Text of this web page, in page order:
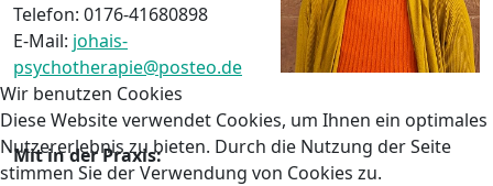
Telefon: 0176-41680898
E-Mail: johais-
psychotherapie@posteo.de
Mit in der Praxis:
Wir benutzen Cookies
Diese Website verwendet Cookies, um Ihnen ein optimales
Nutzererlebnis zu bieten. Durch die Nutzung der Seite
stimmen Sie der Verwendung von Cookies zu.